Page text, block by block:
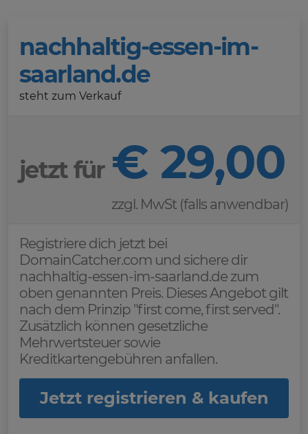
nachhaltig-essen-im-
saarland.de
steht zum Verkauf
jetzt für € 29,00
zzgl. MwSt (falls anwendbar)
Registriere dich jetzt bei
DomainCatcher.com und sichere dir
nachhaltig-essen-im-saarland.de zum
oben genannten Preis. Dieses Angebot gilt
nach dem Prinzip "first come, first served".
Zusätzlich können gesetzliche
Mehrwertsteuer sowie
Kreditkartengebühren anfallen.
Jetzt registrieren & kaufen